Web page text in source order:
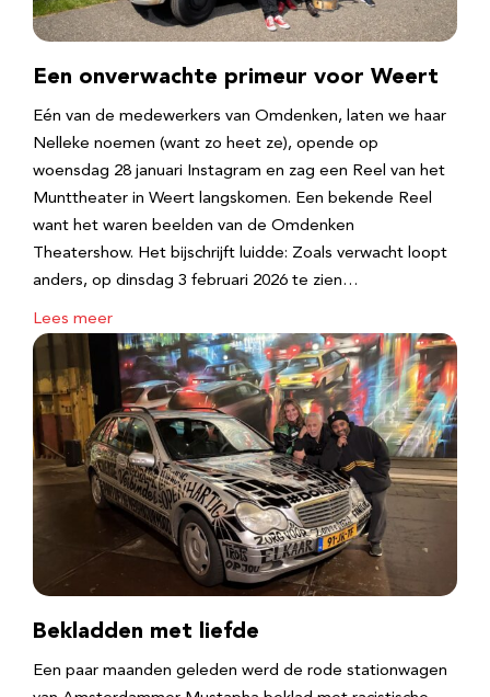
Een onverwachte primeur voor Weert
Eén van de medewerkers van Omdenken, laten we haar
Nelleke noemen (want zo heet ze), opende op
woensdag 28 januari Instagram en zag een Reel van het
Munttheater in Weert langskomen. Een bekende Reel
want het waren beelden van de Omdenken
Theatershow. Het bijschrijft luidde: Zoals verwacht loopt
anders, op dinsdag 3 februari 2026 te zien…
Lees meer
Bekladden met liefde
Een paar maanden geleden werd de rode stationwagen